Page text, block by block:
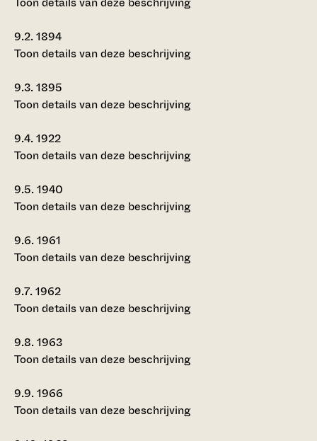
9.2.1894
Toon details van deze beschrijving
9.3.1895
Toon details van deze beschrijving
9.4.1922
Toon details van deze beschrijving
9.5.1940
Toon details van deze beschrijving
9.6.1961
Toon details van deze beschrijving
9.7.1962
Toon details van deze beschrijving
9.8.1963
Toon details van deze beschrijving
9.9.1966
Toon details van deze beschrijving